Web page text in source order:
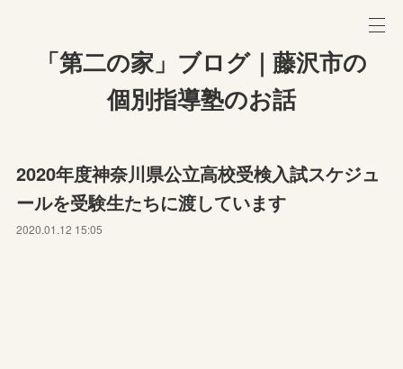
「第二の家」ブログ｜藤沢市の
個別指導塾のお話
2020年度神奈川県公立高校受検入試スケジュ
ールを受験生たちに渡しています
2020.01.12 15:05